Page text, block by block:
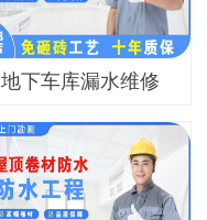
地下车库漏水维修